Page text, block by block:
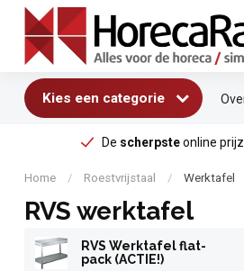
Kies een categorie
De scherpsteonline
Home / Roestvrijstaal / Werktafel
RVS werktafel
RVS Werktafel flat-
pack (ACTIE!)